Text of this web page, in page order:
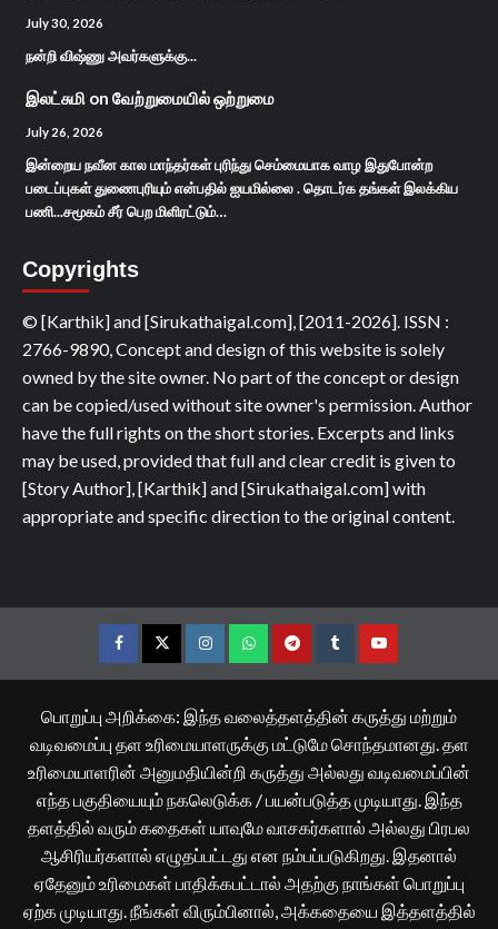
July 30, 2026
நன்றி விஷ்ணு அவர்களுக்கு...
இலட்சுமி on வேற்றுமையில் ஒற்றுமை
July 26, 2026
இன்றைய நவீன கால மாந்தர்கள் புரிந்து செம்மையாக வாழ இதுபோன்ற
படைப்புகள் துணைபுரியும் என்பதில் ஐயமில்லை . தொடர்க தங்கள் இலக்கிய
பணி...சமூகம் சீர் பெற மிளிரட்டும்…
Copyrights
© [Karthik] and [Sirukathaigal.com], [2011-2026]. ISSN :
2766-9890, Concept and design of this website is solely
owned by the site owner. No part of the concept or design
can be copied/used without site owner's permission. Author
have the full rights on the short stories. Excerpts and links
may be used, provided that full and clear credit is given to
[Story Author], [Karthik] and [Sirukathaigal.com] with
appropriate and specific direction to the original content.
FacebookTwitterInstagramWhatsappTelegramTumblrYouTube
பொறுப்பு அறிக்கை: இந்த வலைத்தளத்தின் கருத்து மற்றும்
வடிவமைப்பு தள உரிமையாளருக்கு மட்டுமே சொந்தமானது. தள
உரிமையாளரின் அனுமதியின்றி கருத்து அல்லது வடிவமைப்பின்
எந்த பகுதியையும் நகலெடுக்க / பயன்படுத்த முடியாது. இந்த
தளத்தில் வரும் கதைகள் யாவுமே வாசகர்களால் அல்லது பிரபல
ஆசிரியர்களால் எழுதப்பட்டது என நம்பப்படுகிறது. இதனால்
ஏதேனும் உரிமைகள் பாதிக்கபட்டால் அதற்கு நாங்கள் பொறுப்பு
ஏற்க முடியாது. நீங்கள் விரும்பினால், அக்கதையை இத்தளத்தில்